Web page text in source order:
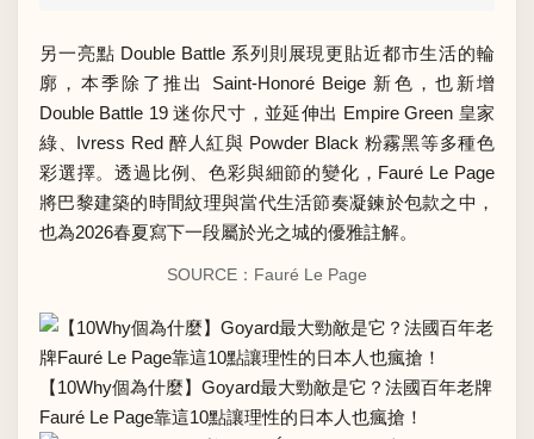
另一亮點 Double Battle 系列則展現更貼近都市生活的輪
廓，本季除了推出 Saint-Honoré Beige 新色，也新增
Double Battle 19 迷你尺寸，並延伸出 Empire Green 皇家
綠、Ivress Red 醉人紅與 Powder Black 粉霧黑等多種色
彩選擇。透過比例、色彩與細節的變化，Fauré Le Page
將巴黎建築的時間紋理與當代生活節奏凝鍊於包款之中，
也為2026春夏寫下一段屬於光之城的優雅註解。
SOURCE：Fauré Le Page
【10Why個為什麼】Goyard最大勁敵是它？法國百年老牌
Fauré Le Page靠這10點讓理性的日本人也瘋搶！